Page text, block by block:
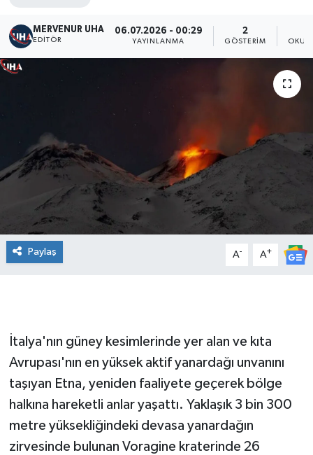
MERVENUR UHA
EDITÖR
06.07.2026 - 00:29
YAYINLANMA
2
GÖSTERIM
Paylaş A- A+
İtalya'nın güney kesimlerinde yer alan ve kıta
Avrupası'nın en yüksek aktif yanardağı unvanını
taşıyan Etna, yeniden faaliyete geçerek bölge
halkına hareketli anlar yaşattı. Yaklaşık 3 bin 300
metre yüksekliğindeki devasa yanardağın
zirvesinde bulunan Voragine kraterinde 26